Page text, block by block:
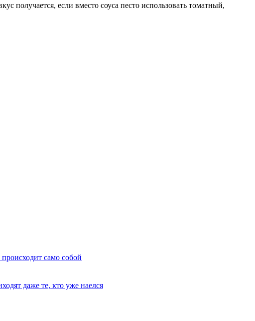
получается, если вместо соуса песто использовать томатный,
само собой
даже те, кто уже наелся